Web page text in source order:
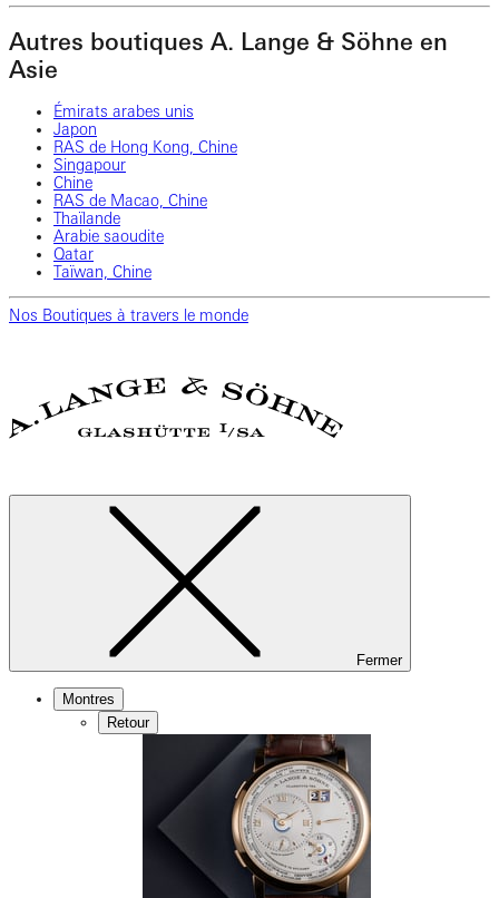
Autres boutiques A. Lange & Söhne en
Asie
Émirats arabes unis
Japon
RAS de Hong Kong, Chine
Singapour
Chine
RAS de Macao, Chine
Thaïlande
Arabie saoudite
Qatar
Taïwan, Chine
Nos Boutiques à travers le monde
Fermer
Montres
Retour